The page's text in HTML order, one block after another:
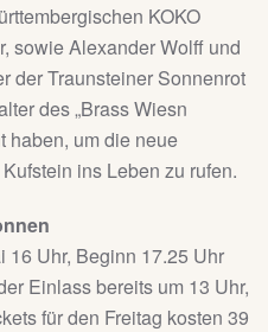
KOKO
sowie Alexander Wolff und
der Traunsteiner Sonnenrot
des „Brass Wiesn
haben, um die neue
ins Leben zu rufen.
16 Uhr, Beginn 17.25 Uhr
Einlass bereits um 13 Uhr,
für den Freitag kosten 39